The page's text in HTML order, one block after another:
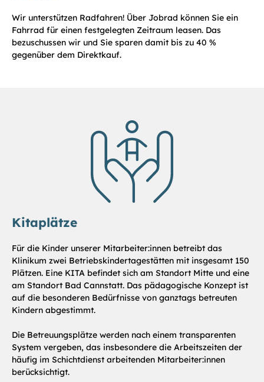
Wir unterstützen Radfahren! Über Jobrad können Sie ein
Fahrrad für einen festgelegten Zeitraum leasen. Das
bezuschussen wir und Sie sparen damit bis zu 40 %
gegenüber dem Direktkauf.
Kitaplätze
Für die Kinder unserer Mitarbeiter:innen betreibt das
Klinikum zwei Betriebskindertagestätten mit insgesamt 150
Plätzen. Eine KITA befindet sich am Standort Mitte und eine
am Standort Bad Cannstatt. Das pädagogische Konzept ist
auf die besonderen Bedürfnisse von ganztags betreuten
Kindern abgestimmt.
Die Betreuungsplätze werden nach einem transparenten
System vergeben, das insbesondere die Arbeitszeiten der
häufig im Schichtdienst arbeitenden Mitarbeiter:innen
berücksichtigt.